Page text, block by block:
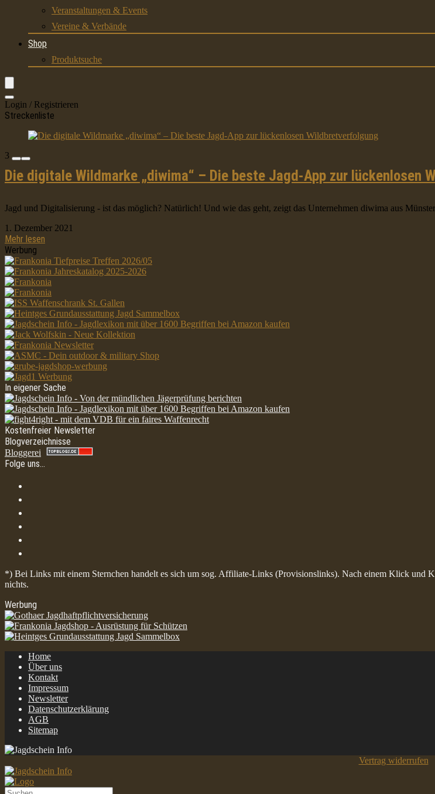
Veranstaltungen & Events
Vereine & Verbände
Shop
Produktsuche
Login / Registrieren
Streckenliste
3
Die digitale Wildmarke „diwima“ – Die beste Jagd-App zur lückenlosen
Jagd und Digitalisierung - ist das möglich? Natürlich! Und wie das geht, zeigt das Unternehmen diwima aus
1. Dezember 2021
Mehr lesen
Werbung
In eigener Sache
Kostenfreier Newsletter
Blogverzeichnisse
Bloggerei
Folge uns…
*) Bei Links mit einem Sternchen handelt es sich um sog. Affiliate-Links (Provisionslinks). Nach einem Klick und
nichts.
Werbung
Home
Über uns
Kontakt
Impressum
Newsletter
Datenschutzerklärung
AGB
Sitemap
Vertrag widerrufen